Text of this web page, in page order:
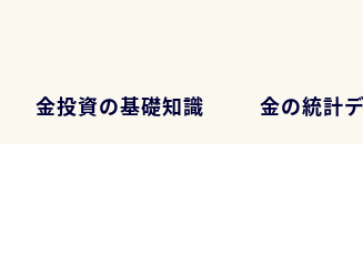
金投資の基礎知識 金の統計